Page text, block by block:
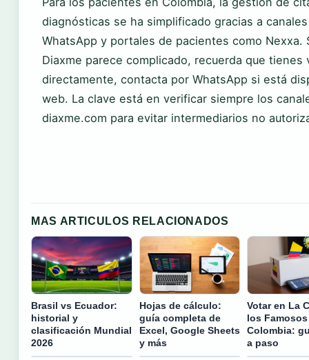
diagnósticas se ha simplificado gracias a
WhatsApp y portales de pacientes como Nexxa.
Diaxme parece complicado, recuerda que tienes
directamente, contacta por WhatsApp si está
web. La clave está en verificar siempre los
diaxme.com para evitar intermediarios no
MAS ARTICULOS RELACIONADOS
Brasil vs Ecuador:
historial y
clasificación Mundial
2026
Hojas de cálculo:
guía completa de
Excel, Google Sheets
y más
Votar en La
los Famosos
Colombia:
a paso